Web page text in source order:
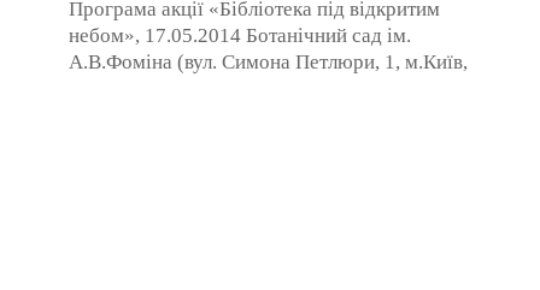
Програма акції «Бібліотека під відкритим
небом», 17.05.2014 Ботанічний сад ім.
А.В.Фоміна (вул. Симона Петлюри, 1, м.Київ,